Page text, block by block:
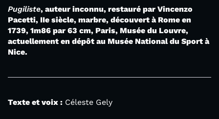
Pugiliste, auteur inconnu, restauré par Vincenzo
Pacetti, IIe siècle, marbre, découvert à Rome en
1739, 1m86 par 63 cm, Paris, Musée du Louvre,
actuellement en dépôt au Musée National du Sport à
Nice.
Texte et voix : Céleste Gely